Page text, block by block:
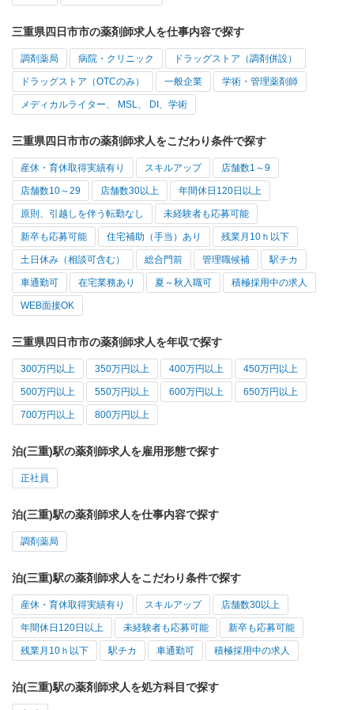
三重県四日市市の薬剤師求人を仕事内容で探す
調剤薬局 病院・クリニック ドラッグストア（調剤併設）
ドラッグストア（OTCのみ） 一般企業 学術・管理薬剤師
メディカルライター、 MSL、 DI、学術
三重県四日市市の薬剤師求人をこだわり条件で探す
産休・育休取得実績有り スキルアップ 店舗数1～9
店舗数10～29 店舗数30以上 年間休日120日以上
原則、引越しを伴う転勤なし 未経験者も応募可能
新卒も応募可能 住宅補助（手当）あり 残業月10ｈ以下
土日休み（相談可含む） 総合門前 管理職候補 駅チカ
車通勤可 在宅業務あり 夏～秋入職可 積極採用中の求人
WEB面接OK
三重県四日市市の薬剤師求人を年収で探す
300万円以上 350万円以上 400万円以上 450万円以上
500万円以上 550万円以上 600万円以上 650万円以上
700万円以上 800万円以上
泊(三重)駅の薬剤師求人を雇用形態で探す
正社員
泊(三重)駅の薬剤師求人を仕事内容で探す
調剤薬局
泊(三重)駅の薬剤師求人をこだわり条件で探す
産休・育休取得実績有り スキルアップ 店舗数30以上
年間休日120日以上 未経験者も応募可能 新卒も応募可能
残業月10ｈ以下 駅チカ 車通勤可 積極採用中の求人
泊(三重)駅の薬剤師求人を処方科目で探す